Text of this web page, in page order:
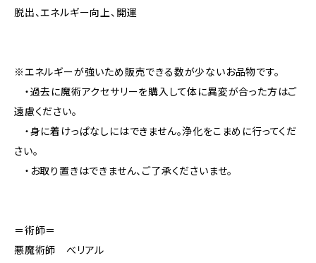
脱出、エネルギー向上、開運
※エネルギーが強いため販売できる数が少ないお品物です。
・過去に魔術アクセサリーを購入して体に異変が合った方はご
遠慮ください。
・身に着けっぱなしにはできません。浄化をこまめに行ってくだ
さい。
・お取り置きはできません、ご了承くださいませ。
＝術師＝
悪魔術師 べリアル